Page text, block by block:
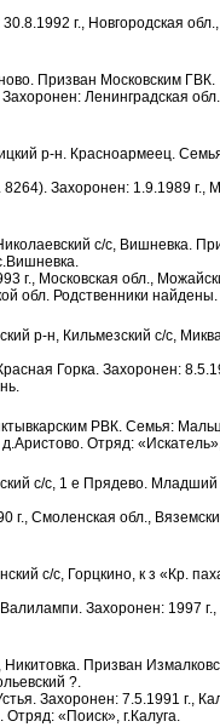
г., Новгородская
Призван Московским ГВК.
Ленинградская
р-н. Красноармеец.
8264). Захоронен: 1.9.1989 г.,
с/с, Вишневка.
г., Московская обл.,
обл. Родственники найдены.
р-н, Кильмезский с/с,
Горка. Захоронен:
РВК. Семья:
Отряд:
с/с, 1 е Прядево.
г., Смоленская обл.,
с/с, Горцкино, к з «Кр.
Захоронен: 1997 г.,
Никитовка. Призван
?.
Захоронен: 7.5.1991 г.,
«Поиск», г.Калуга.